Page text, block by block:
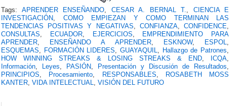
Tags: APRENDER ENSEÑANDO, CESAR A. BERNAL T., CIENCIA E
INVESTIGACIÓN, COMO EMPIEZAN Y COMO TERMINAN LAS
TENDENCIAS POSITIVAS Y NEGATIVAS, CONFIANZA,CONFIDENCE,
CONSULTAS, ECUADOR, EJERCICIOS,
EMPRENDIMIENTO PARA
APRENDER, ENSEÑANDO A APRENDER, ESKNOW, ESPOL,
ESQUEMAS, FORMACIÓN LIDERES,GUAYAQUIL, Hallazgo de Patrones,
HOW WINNING STREAKS & LOSING STREAKS & END, ICQA,
Información, Leyes, PASIÓN, Presentación y Discusión de Resultados,
PRINCIPIOS, Procesamiento, RESPONSABLES,
ROSABETH MOSS
KANTER, VIDA INTELECTUAL, VISIÓN DEL FUTURO